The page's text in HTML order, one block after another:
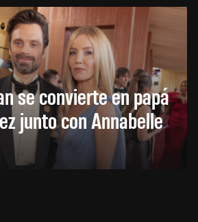
se convierte en papá
junto con Annabelle